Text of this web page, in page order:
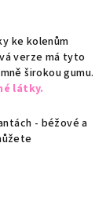
ke kolenům
verze má tyto
širokou gumu.
látky.
- béžové a